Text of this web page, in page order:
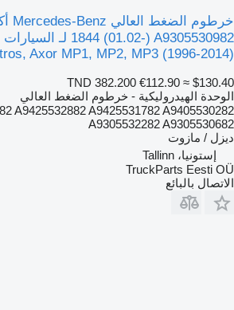
Axor MP1, MP2, MP3 (1996-2014)
TND 382.200 €112.90 ≈ $130.40
الوحدة الهيدروليكية - خرطوم الضغط العالي
A9425532882 A9425531782 A9405530282
A9305532282 A9305530682
ديزل / مازوت
إستونيا، Tallinn
TruckParts Eesti OÜ
الاتصال بالبائع